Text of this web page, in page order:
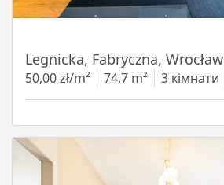
Legnicka, Fabryczna, Wrocław
50,00 zł/m² 74,7 m² 3 кімнати